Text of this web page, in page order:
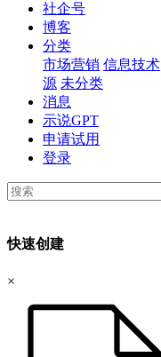
社企号
博客
分类
市场营销 信息技术
源 未分类
消息
示说GPT
申请试用
登录
快速创建
×